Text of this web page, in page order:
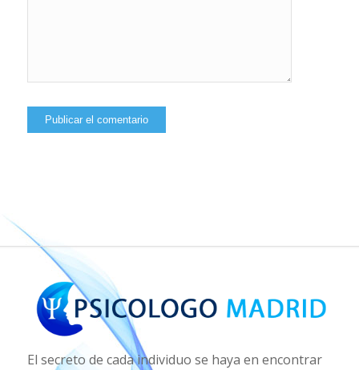
El secreto de cada individuo se haya en encontrar